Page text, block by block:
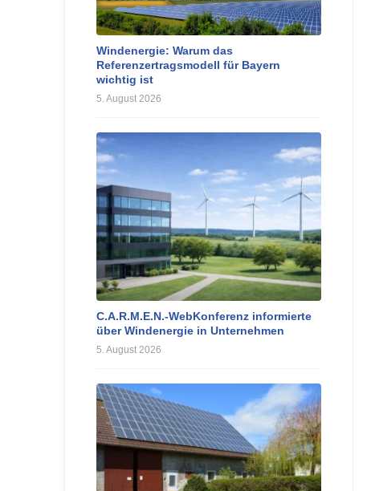
Windenergie: Warum das
Referenzertragsmodell für Bayern
wichtig ist
5. August 2026
C.A.R.M.E.N.-WebKonferenz informierte
über Windenergie in Unternehmen
5. August 2026